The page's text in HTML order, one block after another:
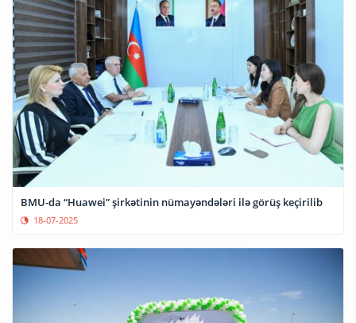
BMU-da “Huawei” şirkətinin nümayəndələri ilə görüş keçirilib
18-07-2025